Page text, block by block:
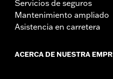
Servicios de seguros
Mantenimiento ampliado
Asistencia en carretera
ACERCA DE NUESTRA